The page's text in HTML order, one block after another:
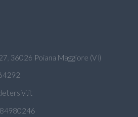
36026 Poiana Maggiore (VI)